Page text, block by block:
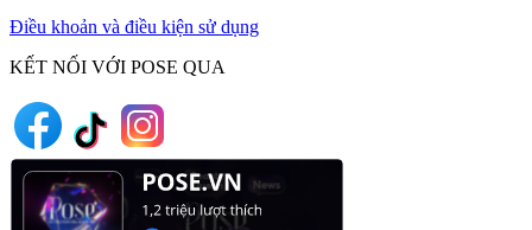
Điều khoản và điều kiện sử dụng
KẾT NỐI VỚI POSE QUA